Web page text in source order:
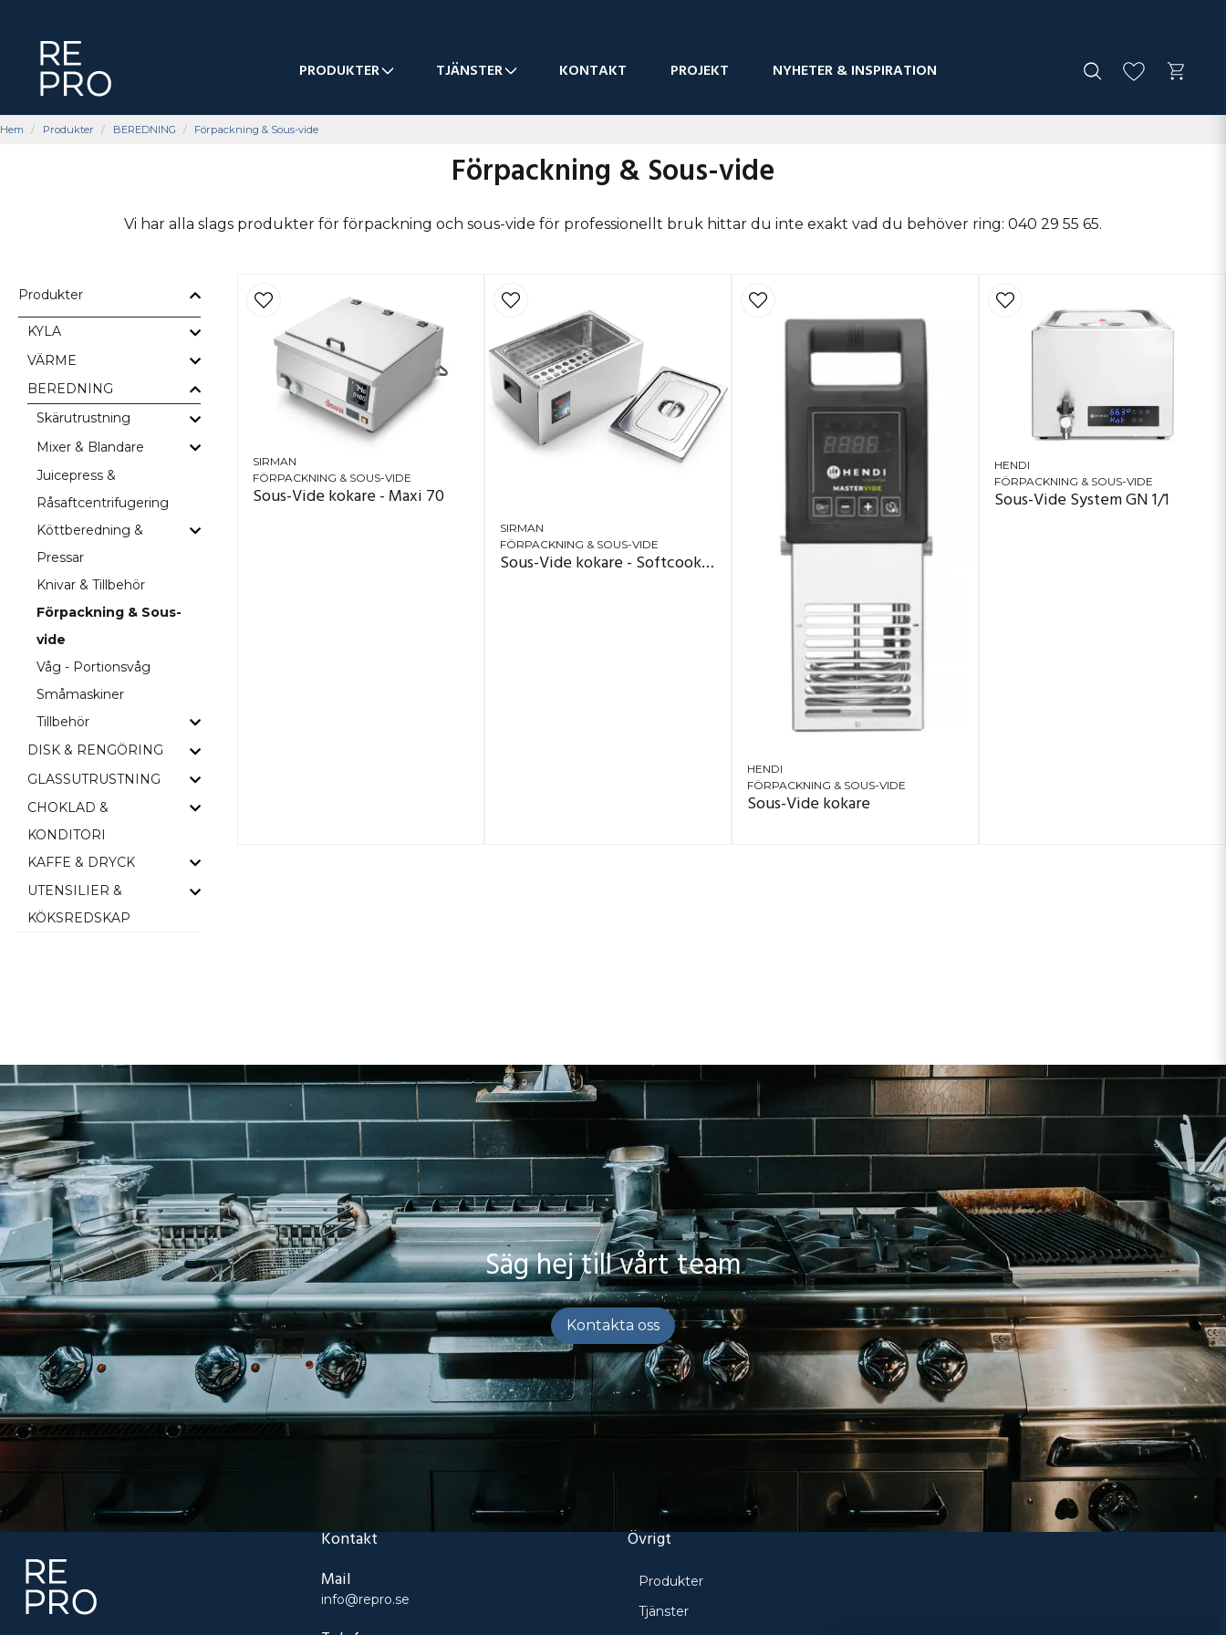
PRODUKTER TJÄNSTER KONTAKT PROJEKT NYHETER & INSPIRATION
Hem Produkter BEREDNING Förpackning & Sous-vide
Förpackning & Sous-vide
Vi har alla slags produkter för förpackning och sous-vide för professionellt bruk hittar du inte exakt vad du behöver ring: 040 29 55 65.
Produkter
KYLA
VÄRME
BEREDNING
Skärutrustning
Mixer & Blandare
Juicepress &
Råsaftcentrifugering
Köttberedning &
Pressar
Knivar & Tillbehör
Förpackning & Sous-
vide
Våg - Portionsvåg
Småmaskiner
Tillbehör
DISK & RENGÖRING
GLASSUTRUSTNING
CHOKLAD &
KONDITORI
KAFFE & DRYCK
UTENSILIER &
KÖKSREDSKAP
SIRMAN
FÖRPACKNING & SOUS-VIDE
Sous-Vide kokare - Maxi 70
SIRMAN
FÖRPACKNING & SOUS-VIDE
Sous-Vide kokare - Softcooker XP S
HENDI
FÖRPACKNING & SOUS-VIDE
Sous-Vide kokare
HENDI
FÖRPACKNING & SOUS-VIDE
Sous-Vide System GN 1/1
Säg hej till vårt team
Kontakta oss
Kontakt
Mail
info@repro.se
Övrigt
Produkter
Tjänster